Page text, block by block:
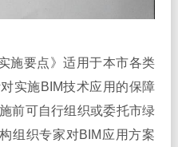
施要点》适用于本市各类
实施BIM技术应用的保障
前可自行组织或委托市绿
组织专家对BIM应用方案